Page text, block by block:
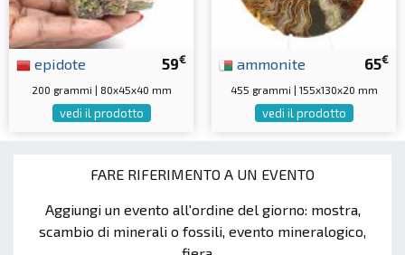
FARE RIFERIMENTO A UN EVENTO
Aggiungi un evento all'ordine del giorno: mostra,
scambio di minerali o fossili, evento mineralogico,
59€
epidote
200 grammi | 80x45x40 mm
vedi il prodotto
65€
ammonite
455 grammi | 155x130x20 mm
vedi il prodotto